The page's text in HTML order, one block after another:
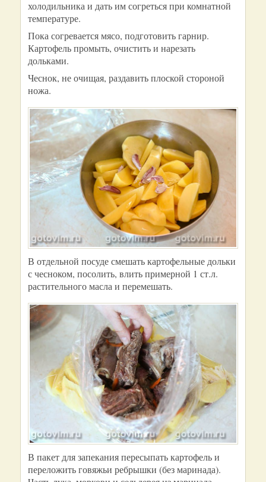
холодильника и дать им согреться при комнатной
температуре.
Пока согревается мясо, подготовить гарнир.
Картофель промыть, очистить и нарезать
дольками.
Чеснок, не очищая, раздавить плоской стороной
ножа.
В отдельной посуде смешать картофельные дольки
с чесноком, посолить, влить примерной 1 ст.л.
растительного масла и перемешать.
В пакет для запекания пересыпать картофель и
переложить говяжьи ребрышки (без маринада).